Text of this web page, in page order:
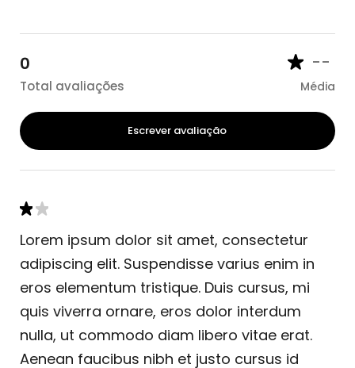
0
Total avaliações
--
Média
Escrever avaliação
Lorem ipsum dolor sit amet, consectetur
adipiscing elit. Suspendisse varius enim in
eros elementum tristique. Duis cursus, mi
quis viverra ornare, eros dolor interdum
nulla, ut commodo diam libero vitae erat.
Aenean faucibus nibh et justo cursus id